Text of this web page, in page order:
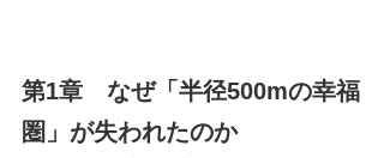
第1章　なぜ「半径500mの幸福
圏」が失われたのか